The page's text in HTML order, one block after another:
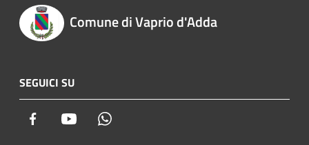
Comune di Vaprio d'Adda
SEGUICI SU
Facebook Youtube